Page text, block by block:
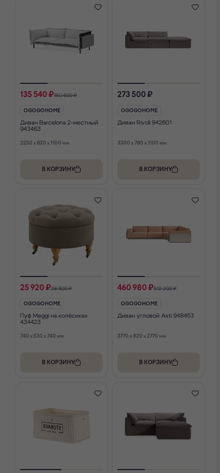
135 540 ₽150 600 ₽
OGOGOHOME
Диван Barcelona 2-местный
943463
2250 x 820 x 1100 мм
В КОРЗИНУ
273 500 ₽
OGOGOHOME
Диван Rivoli 942601
3300 x 780 x 1100 мм
В КОРЗИНУ
25 920 ₽28 800 ₽
OGOGOHOME
Пуф Meggi на колёсиках
434423
740 x 530 x 740 мм
В КОРЗИНУ
460 980 ₽512 200 ₽
OGOGOHOME
Диван угловой Asti 948453
3770 x 820 x 2770 мм
В КОРЗИНУ